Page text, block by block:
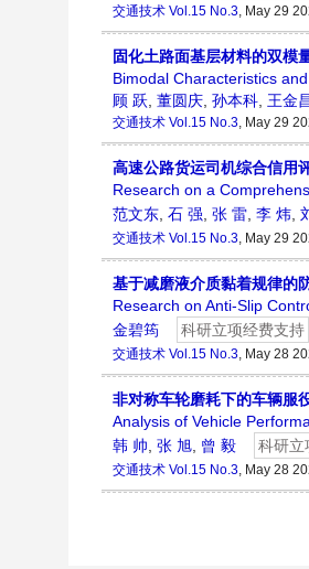
交通技术 Vol.15 No.3, May 29
固化土路面基层材料的双模
Bimodal Characteristics
顾 跃 董圆庆 孙本科 王金
交通技术 Vol.15 No.3, May 29
高速公路货运司机综合信用
Research on a
范文东 石 强 张 雷 李 炜
交通技术 Vol.15 No.3, May 29
基于减磨液介质黏着规律的
Research on Anti-Slip
金碧筠
科研立项经费支持
交通技术 Vol.15 No.3, May 28
非对称车轮磨耗下的车辆服
Analysis of Vehicle
韩 帅 张 旭 曾 毅 科研立
交通技术 Vol.15 No.3, May 28